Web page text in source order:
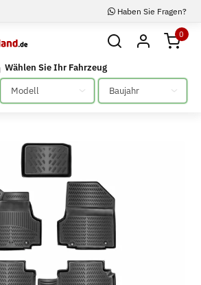
Haben Sie Fragen?
0
Wählen Sie Ihr Fahrzeug
Bitte auswählen Bitte auswählen